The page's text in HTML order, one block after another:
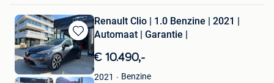
Bewaren
in
Mijn
Favorieten
Renault Clio | 1.0 Benzine | 2021 |
Automaat | Garantie |
€ 10.490,-
2021 Benzine